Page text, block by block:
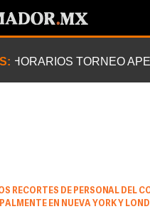
HORARIOS TORNEO
RECORTES DE PERSONAL DEL
EN NUEVA YORK Y